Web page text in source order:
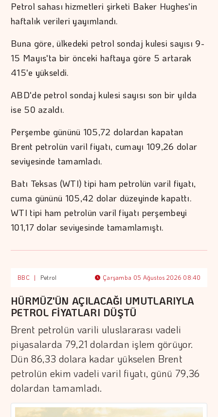
Petrol sahası hizmetleri şirketi Baker Hughes'in
haftalık verileri yayımlandı.
Buna göre, ülkedeki petrol sondaj kulesi sayısı 9-
15 Mayıs'ta bir önceki haftaya göre 5 artarak
415'e yükseldi.
ABD'de petrol sondaj kulesi sayısı son bir yılda
ise 50 azaldı.
Perşembe gününü 105,72 dolardan kapatan
Brent petrolün varil fiyatı, cumayı 109,26 dolar
seviyesinde tamamladı.
Batı Teksas (WTI) tipi ham petrolün varil fiyatı,
cuma gününü 105,42 dolar düzeyinde kapattı.
WTI tipi ham petrolün varil fiyatı perşembeyi
101,17 dolar seviyesinde tamamlamıştı.
BBC | Petrol Çarşamba 05 Ağustos 2026 08:40
HÜRMÜZ'ÜN AÇILACAĞI UMUTLARIYLA
PETROL FİYATLARI DÜŞTÜ
Brent petrolün varili uluslararası vadeli
piyasalarda 79,21 dolardan işlem görüyor.
Dün 86,33 dolara kadar yükselen Brent
petrolün ekim vadeli varil fiyatı, günü 79,36
dolardan tamamladı.